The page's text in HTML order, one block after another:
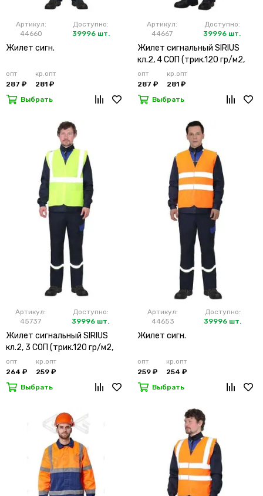
Артикул:
44660
Доступно:
39996 шт.
Жилет сигн.
опт
287 ₽
кр.опт
281 ₽
Выбрать
Артикул:
44667
Доступно:
39996 шт.
Жилет сигнальный SIRIUS
кл.2, 4 СОП (трик.120 гр/м2,
карманы) лимонный
опт
287 ₽
кр.опт
281 ₽
Выбрать
Артикул:
45737
Доступно:
39996 шт.
Жилет сигнальный SIRIUS
кл.2, 3 СОП (трик.120 гр/м2,
карманы) лимонный
опт
264 ₽
кр.опт
259 ₽
Выбрать
Артикул:
44653
Доступно:
39996 шт.
Жилет сигн.
опт
259 ₽
кр.опт
254 ₽
Выбрать